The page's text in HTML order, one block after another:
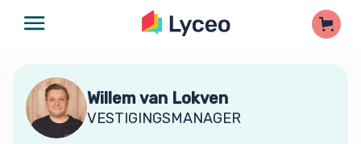
Willem van Lokven
VESTIGINGSMANAGER